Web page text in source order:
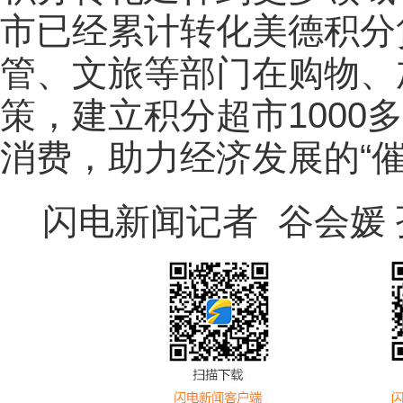
市已经累计转化美德积
管、文旅等部门在购物
策，建立积分超市1000
消费，助力经济发展的“
闪电新闻记者 谷会媛